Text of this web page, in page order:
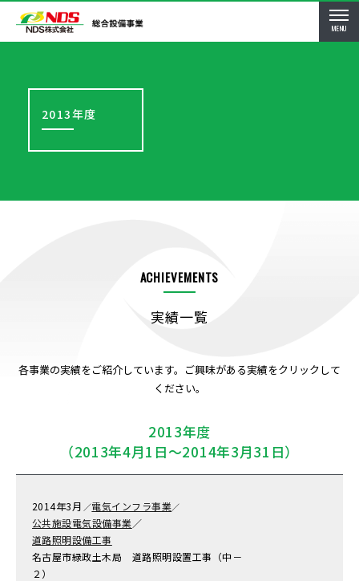
MENU
2013年度
ACHIEVEMENTS
実績一覧
各事業の実績をご紹介しています。ご興味がある実績をクリックして
ください。
2013年度
（2013年4月1日～2014年3月31日）
2014年3月 ／電気インフラ事業／
公共施設電気設備事業／
道路照明設備工事
名古屋市緑政土木局 道路照明設置工事（中－
２）